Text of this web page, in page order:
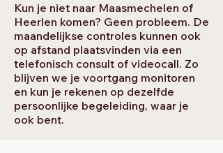
Kun je niet naar Maasmechelen of
Heerlen komen? Geen probleem. De
maandelijkse controles kunnen ook
op afstand plaatsvinden via een
telefonisch consult of videocall. Zo
blijven we je voortgang monitoren
en kun je rekenen op dezelfde
persoonlijke begeleiding, waar je
ook bent.